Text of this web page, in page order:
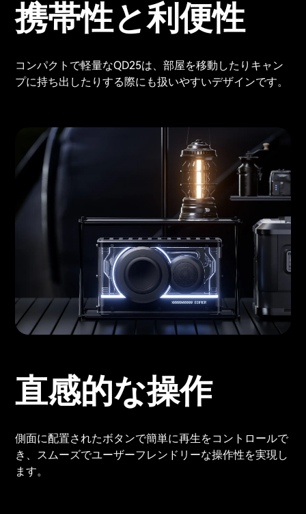
携帯性と利便性
コンパクトで軽量なQD25は、部屋を移動したりキャン
プに持ち出したりする際にも扱いやすいデザインです。
直感的な操作
側面に配置されたボタンで簡単に再生をコントロールで
き、スムーズでユーザーフレンドリーな操作性を実現し
ます。